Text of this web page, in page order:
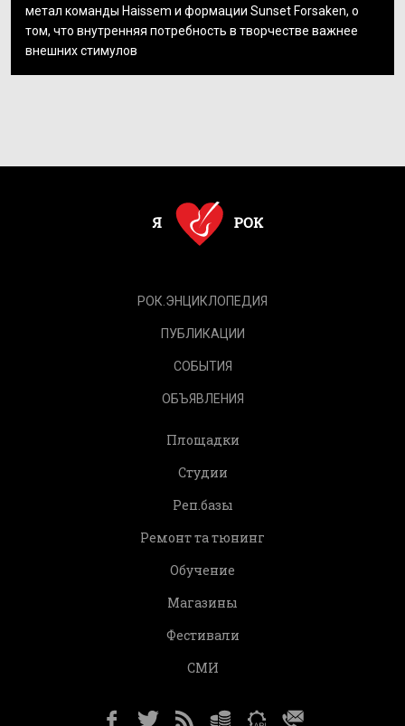
метал команды Haissem и формации Sunset Forsaken, о
том, что внутренняя потребность в творчестве важнее
внешних стимулов
РОК.ЭНЦИКЛОПЕДИЯ
ПУБЛИКАЦИИ
СОБЫТИЯ
ОБЪЯВЛЕНИЯ
Площадки
Студии
Реп.базы
Ремонт та тюнинг
Обучение
Магазины
Фестивали
СМИ